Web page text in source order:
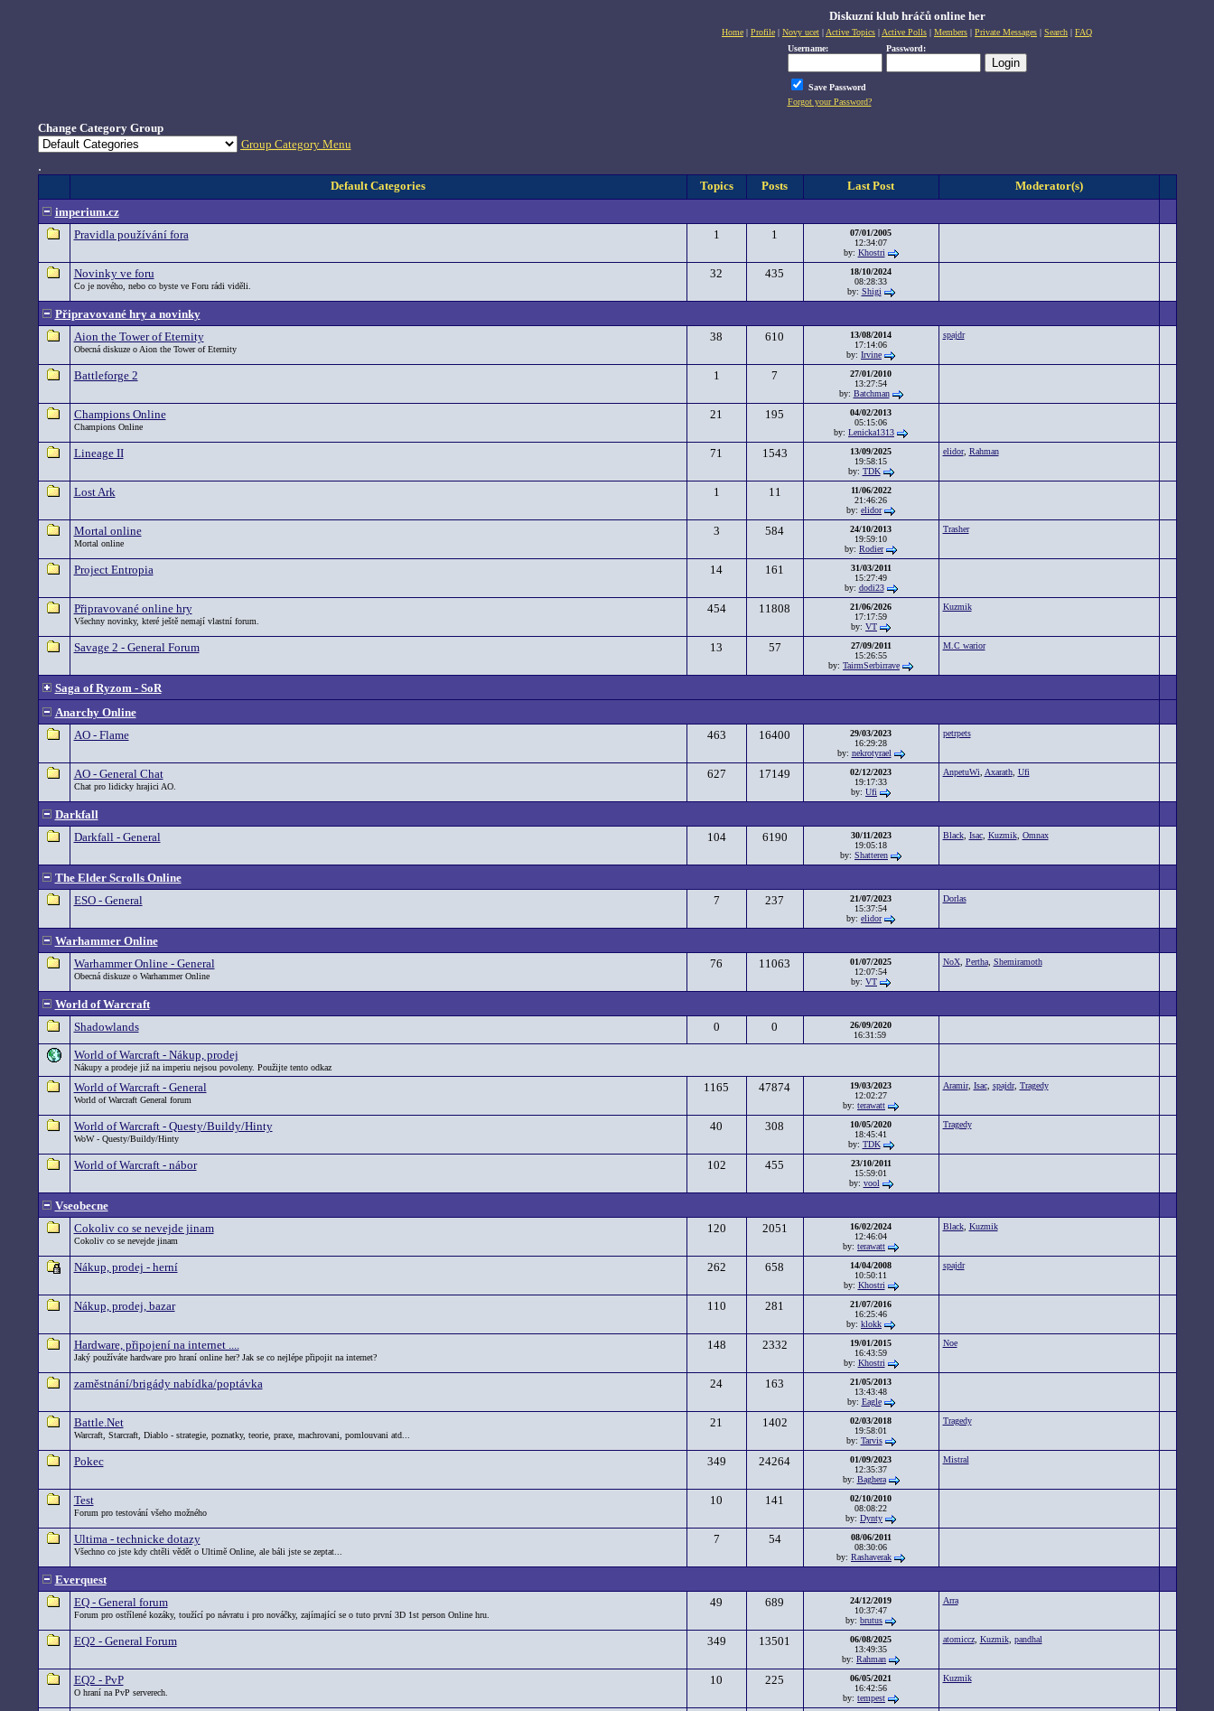
Diskuzní klub hráčů online her
Home | Profile | Novy ucet | Active Topics | Active Polls | Members | Private Messages | Search | FAQ
Username:
Password:
Save Password
Forgot your Password?
Change Category Group
Group Category Menu
.
Default Categories Topics Posts Last Post
Moderator(s)
imperium.cz
Pravidla používání fora
1 1
07/01/2005
12:34:07
by: Khostri
Novinky ve foru
Co je nového, nebo co byste ve Foru rádi viděli.
32 435
18/10/2024
08:28:33
by: Shigi
Připravované hry a novinky
Aion the Tower of Eternity
Obecná diskuze o Aion the Tower of Eternity
38 610
13/08/2014
17:14:06
by: Irvine
spajdr
Battleforge 2 1 7
27/01/2010
13:27:54
by: Batchman
Champions Online
Champions Online
21 195
04/02/2013
05:15:06
by: Lenicka1313
Lineage II 71 1543
13/09/2025
19:58:15
by: TDK
elidor, Rahman
Lost Ark 1 11
11/06/2022
21:46:26
by: elidor
Mortal online
Mortal online
3 584
24/10/2013
19:59:10
by: Rodier
Trasher
Project Entropia 14 161
31/03/2011
15:27:49
by: dodi23
Připravované online hry
Všechny novinky, které ještě nemají vlastní forum.
454 11808
21/06/2026
17:17:59
by: VT
Kuzmik
Savage 2 - General Forum 13 57
27/09/2011
15:26:55
by: TairmSerbirrave
M.C warior
Saga of Ryzom - SoR
Anarchy Online
AO - Flame
463 16400
29/03/2023
16:29:28
by: nekrotyrael
petrpets
AO - General Chat
Chat pro lidicky hrajici AO.
627 17149
02/12/2023
19:17:33
by: Ufi
AnpetuWi Axarath, Ufi
Darkfall
Darkfall - General
104 6190
30/11/2023
19:05:18
by: Shatteren
Black, Isac, Kuzmik, Omnax
The Elder Scrolls Online
ESO - General
7 237
21/07/2023
15:37:54
by: elidor
Dorlas
Warhammer Online
Warhammer Online - General
Obecná diskuze o Warhammer Online
76 11063
01/07/2025
12:07:54
by: VT
NoX, Pertha, Shemiramoth
World of Warcraft
Shadowlands
0 0
26/09/2020
16:31:59
World of Warcraft - Nákup, prodej
Nákupy a prodeje již na imperiu nejsou povoleny. Použijte tento odkaz
World of Warcraft - General
World of Warcraft General forum
1165 47874
19/03/2023
12:02:27
by: terawatt
Aramir, Isac, spajdr, Tragedy
World of Warcraft - Questy/Buildy/Hinty
WoW - Questy/Buildy/Hinty
40 308
10/05/2020
18:45:41
by: TDK
Tragedy
World of Warcraft - nábor 102 455
23/10/2011
15:59:01
by: vool
Vseobecne
Cokoliv co se nevejde jinam
Cokoliv co se nevejde jinam
120 2051
16/02/2024
12:46:04
by: terawatt
Black, Kuzmik
Nákup, prodej - herní 262 658
14/04/2008
10:50:11
by: Khostri
spajdr
Nákup, prodej, bazar 110 281
21/07/2016
16:25:46
by: klokk
Hardware, připojení na internet ....
Jaký používáte hardware pro hraní online her? Jak se co nejlépe připojit na internet?
148 2332
19/01/2015
16:43:59
by: Khostri
Noe
zaměstnání/brigády nabídka/poptávka 24 163
21/05/2013
13:43:48
by: Eagle
Battle.Net
Warcraft, Starcraft, Diablo - strategie, poznatky, teorie, praxe, machrovani, pomlouvani atd...
21 1402
02/03/2018
19:58:01
by: Tarvis
Tragedy
Pokec 349 24264
01/09/2023
12:35:37
by: Baghera
Mistral
Test
Forum pro testování všeho možného
10 141
02/10/2010
08:08:22
by: Dynty
Ultima - technicke dotazy
Všechno co jste kdy chtěli vědět o Ultimě Online, ale báli jste se zeptat...
7 54
08/06/2011
08:30:06
by: Rashaverak
Everquest
EQ - General forum
Forum pro ostřílené kozáky, toužící po návratu i pro nováčky, zajímající se o tuto první 3D 1st person Online hru.
49 689
24/12/2019
10:37:47
by: brutus
Arra
EQ2 - General Forum 349 13501
06/08/2025
13:49:35
by: Rahman
atomiccz, Kuzmik, pandhal
EQ2 - PvP
O hraní na PvP serverech.
10 225
06/05/2021
16:42:56
by: tempest
Kuzmik